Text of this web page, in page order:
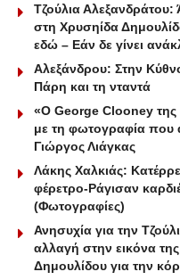
Τζούλια
στη Χρυσηίδα
εδώ – Εάν δε γίνει
Αλεξάνδρου: Στην
Πάρη και τη νταντά
«Ο George Clooney
με τη φωτογραφία που
Γιώργος Λιάγκας
Λάκης Χαλκιάς:
φέρετρο-Ράγισαν
(Φωτογραφίες)
Ανησυχία για την
αλλαγή στην εικόνα
Δημουλίδου για την